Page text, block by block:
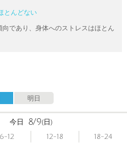
とんどない
であり、身体へのストレスはほとん
明日
今日 8/9(日)
6-12 12-18 18-24